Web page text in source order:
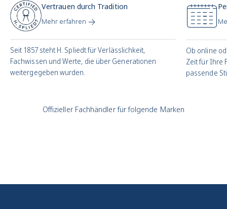
Vertrauen durch Tradition
Mehr erfahren
Seit 1857 steht H. Spliedt für Verlässlichkeit,
Fachwissen und Werte, die über Generationen
weitergegeben wurden.
Ob online
Zeit für Ihre
passende
Offizieller Fachhändler für folgende Marken